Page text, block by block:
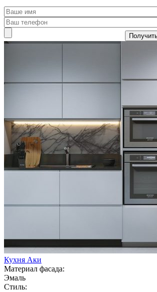
Кухня Аки
Материал фасада:
Эмаль
Стиль: